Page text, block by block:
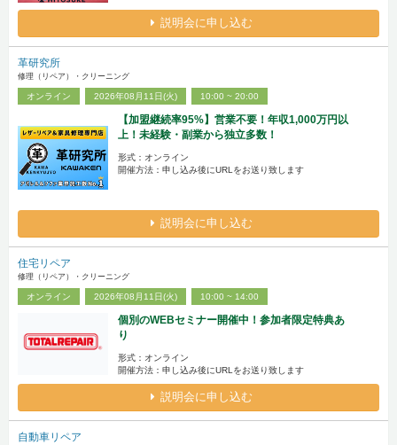
説明会に申し込む
革研究所
修理（リペア）・クリーニング
オンライン 2026年08月11日(火) 10:00 ~ 20:00
【加盟継続率95%】営業不要！年収1,000万円以
上！未経験・副業から独立多数！
形式：オンライン
開催方法：申し込み後にURLをお送り致します
説明会に申し込む
住宅リペア
修理（リペア）・クリーニング
オンライン 2026年08月11日(火) 10:00 ~ 14:00
個別のWEBセミナー開催中！参加者限定特典あ
り
形式：オンライン
開催方法：申し込み後にURLをお送り致します
説明会に申し込む
自動車リペア